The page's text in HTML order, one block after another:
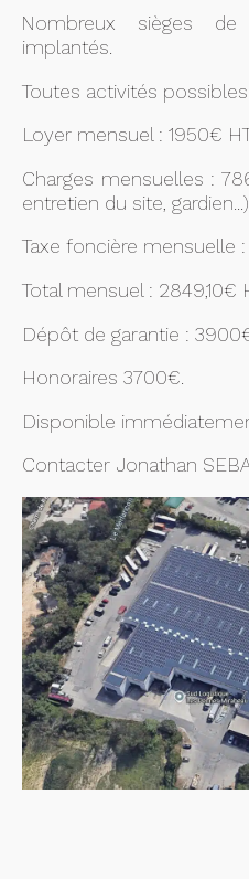
Nombreux sièges de
implantés.
Toutes activités
Loyer mensuel : 1950€
Charges mensuelles :
entretien du site, gardien...).
Taxe foncière mensuelle :
Total mensuel : 2849,10€
Dépôt de garantie :
Honoraires 3700€.
Disponible
Contacter Jonathan